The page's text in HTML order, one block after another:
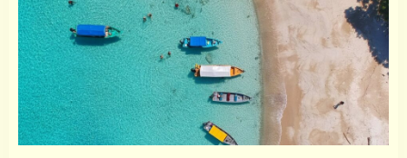
100
Check-in
Check-out